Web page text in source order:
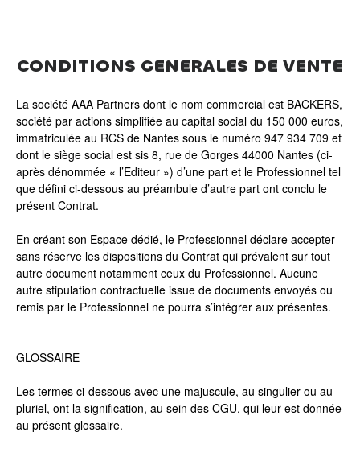
CONDITIONS GENERALES DE VENTE
La société AAA Partners dont le nom commercial est BACKERS,
société par actions simplifiée au capital social du 150 000 euros,
immatriculée au RCS de Nantes sous le numéro 947 934 709 et
dont le siège social est sis 8, rue de Gorges 44000 Nantes (ci-
après dénommée « l’Editeur ») d’une part et le Professionnel tel
que défini ci-dessous au préambule d’autre part ont conclu le
présent Contrat.
En créant son Espace dédié, le Professionnel déclare accepter
sans réserve les dispositions du Contrat qui prévalent sur tout
autre document notamment ceux du Professionnel. Aucune
autre stipulation contractuelle issue de documents envoyés ou
remis par le Professionnel ne pourra s’intégrer aux présentes.
GLOSSAIRE
Les termes ci-dessous avec une majuscule, au singulier ou au
pluriel, ont la signification, au sein des CGU, qui leur est donnée
au présent glossaire.